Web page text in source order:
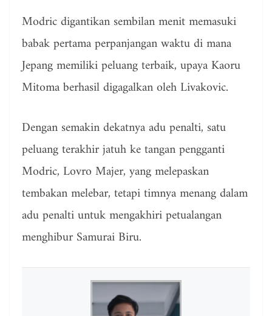
Modric digantikan sembilan menit memasuki
babak pertama perpanjangan waktu di mana
Jepang memiliki peluang terbaik, upaya Kaoru
Mitoma berhasil digagalkan oleh Livakovic.
Dengan semakin dekatnya adu penalti, satu
peluang terakhir jatuh ke tangan pengganti
Modric, Lovro Majer, yang melepaskan
tembakan melebar, tetapi timnya menang dalam
adu penalti untuk mengakhiri petualangan
menghibur Samurai Biru.